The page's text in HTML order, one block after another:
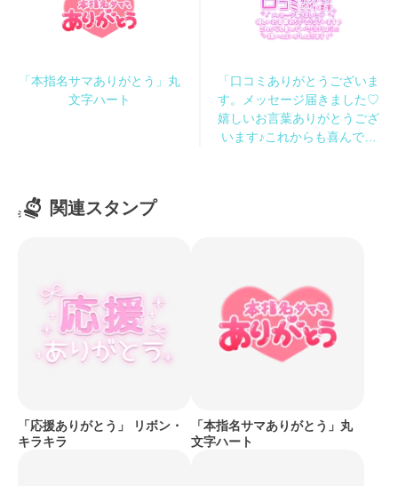
「本指名サマありがとう」丸
文字ハート
「口コミありがとうございま
す。メッセージ届きました♡
嬉しいお言葉ありがとうござ
います♪これからも喜んでい
関連スタンプ
「応援ありがとう」 リボン・
キラキラ
「本指名サマありがとう」丸
文字ハート